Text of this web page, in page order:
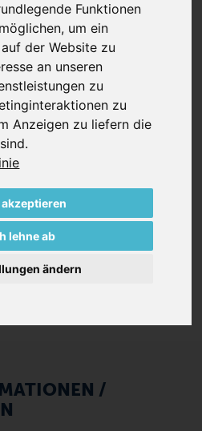
Funktionen
, um ein
der Website zu
an unseren
zu
zu
Anzeigen zu liefern die
.
lehne ab
ändern
der VARIAIR Speed Flow
Saug- oder Druckluft für eine
Anwendungen. Diese
und Kompressoren bieten
von bis zu 300 Hz eine
öl- und berührungsfrei im
wartungsarm und
für den horizontalen Einbau
/